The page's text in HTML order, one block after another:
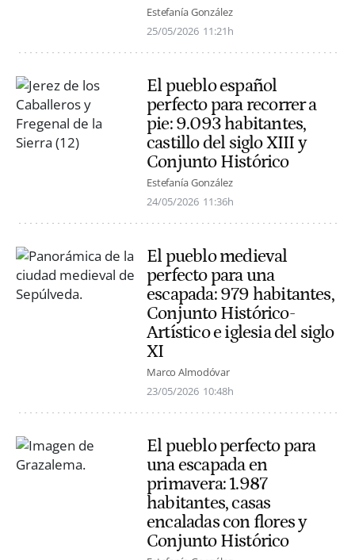
Estefanía González
25/05/2026 11:21h
El pueblo español
perfecto para recorrer a
pie: 9.093 habitantes,
castillo del siglo XIII y
Conjunto Histórico
Estefanía González
24/05/2026 11:36h
El pueblo medieval
perfecto para una
escapada: 979 habitantes,
Conjunto Histórico-
Artístico e iglesia del siglo
XI
Marco Almodóvar
23/05/2026 10:48h
El pueblo perfecto para
una escapada en
primavera: 1.987
habitantes, casas
encaladas con flores y
Conjunto Histórico